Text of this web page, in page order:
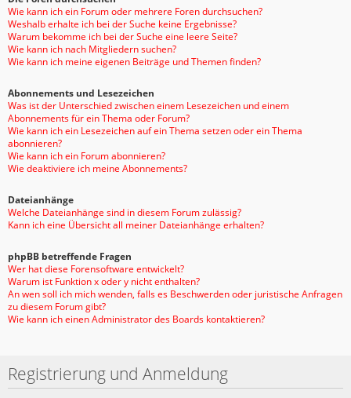
Wie kann ich ein Forum oder mehrere Foren durchsuchen?
Weshalb erhalte ich bei der Suche keine Ergebnisse?
Warum bekomme ich bei der Suche eine leere Seite?
Wie kann ich nach Mitgliedern suchen?
Wie kann ich meine eigenen Beiträge und Themen finden?
Abonnements und Lesezeichen
Was ist der Unterschied zwischen einem Lesezeichen und einem
Abonnements für ein Thema oder Forum?
Wie kann ich ein Lesezeichen auf ein Thema setzen oder ein Thema
abonnieren?
Wie kann ich ein Forum abonnieren?
Wie deaktiviere ich meine Abonnements?
Dateianhänge
Welche Dateianhänge sind in diesem Forum zulässig?
Kann ich eine Übersicht all meiner Dateianhänge erhalten?
phpBB betreffende Fragen
Wer hat diese Forensoftware entwickelt?
Warum ist Funktion x oder y nicht enthalten?
An wen soll ich mich wenden, falls es Beschwerden oder juristische Anfragen
zu diesem Forum gibt?
Wie kann ich einen Administrator des Boards kontaktieren?
Registrierung und Anmeldung